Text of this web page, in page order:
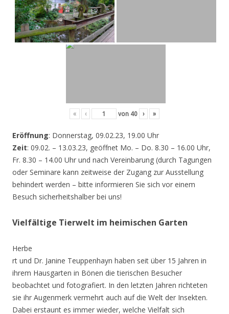
« ‹ von 40 › »
Eröffnung: Donnerstag, 09.02.23, 19.00 Uhr
Zeit: 09.02. – 13.03.23, geöffnet Mo. – Do. 8.30 – 16.00 Uhr,
Fr. 8.30 – 14.00 Uhr und nach Vereinbarung (durch Tagungen
oder Seminare kann zeitweise der Zugang zur Ausstellung
behindert werden – bitte informieren Sie sich vor einem
Besuch sicherheitshalber bei uns!
Vielfältige Tierwelt im heimischen Garten
Herbe
rt und Dr. Janine Teuppenhayn haben seit über 15 Jahren in
ihrem Hausgarten in Bönen die tierischen Besucher
beobachtet und fotografiert. In den letzten Jahren richteten
sie ihr Augenmerk vermehrt auch auf die Welt der Insekten.
Dabei erstaunt es immer wieder, welche Vielfalt sich